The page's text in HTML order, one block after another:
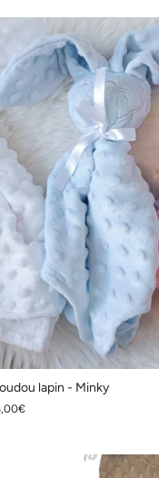
PROMO PROMO
lapin - Minky